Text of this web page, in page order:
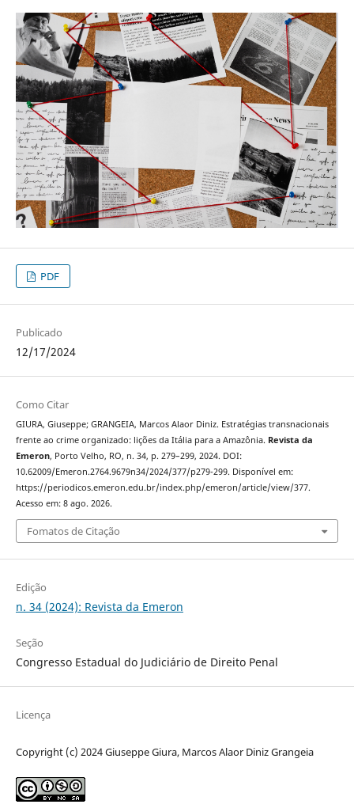
PDF
Publicado
12/17/2024
Como Citar
GIURA, Giuseppe; GRANGEIA, Marcos Alaor Diniz. Estratégias transnacionais
frente ao crime organizado: lições da Itália para a Amazônia. Revista da
Emeron, Porto Velho, RO, n. 34, p. 279–299, 2024. DOI:
10.62009/Emeron.2764.9679n34/2024/377/p279-299. Disponível em:
https://periodicos.emeron.edu.br/index.php/emeron/article/view/377.
Acesso em: 8 ago. 2026.
Fomatos de Citação
Edição
n. 34 (2024): Revista da Emeron
Seção
Congresso Estadual do Judiciário de Direito Penal
Licença
Copyright (c) 2024 Giuseppe Giura, Marcos Alaor Diniz Grangeia